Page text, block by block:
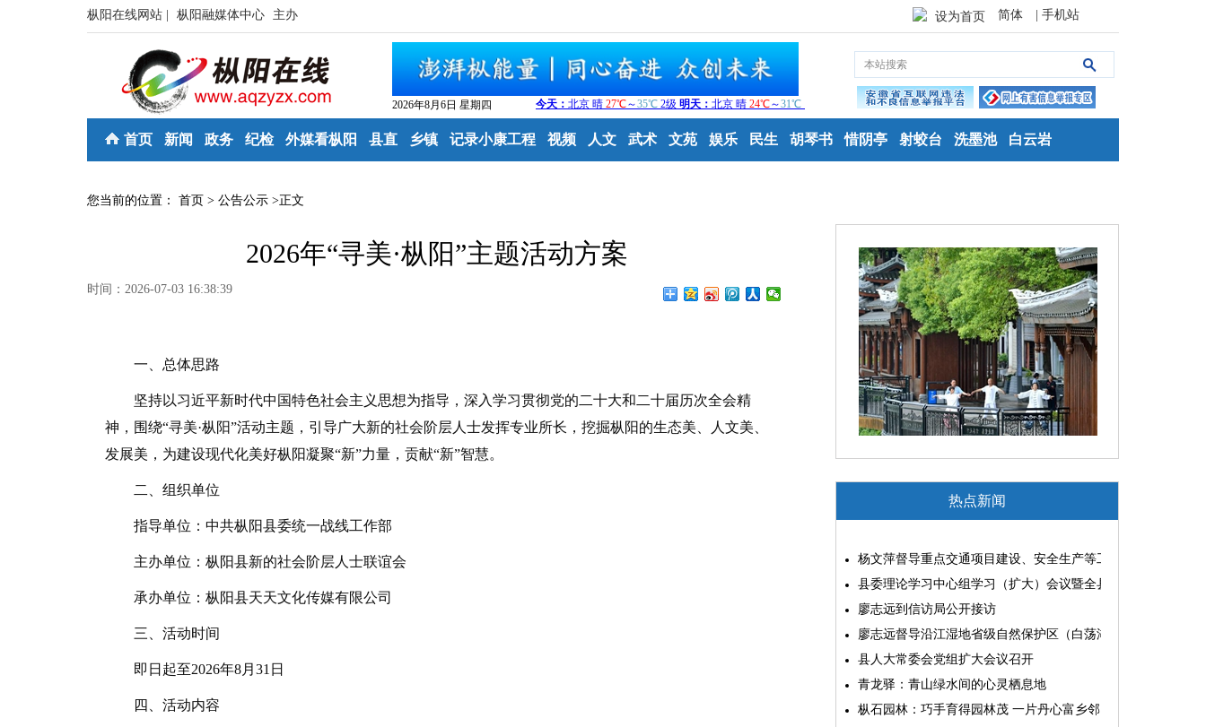
枞阳在线网站 | 枞阳融媒体中心 主办 设为首页 简体 | 手机站
2026年8月6日 星期四
首页 新闻 政务 纪检 外媒看枞阳 县直 乡镇 记录小康工程 视频 人文 武术 文苑 娱乐 民生 胡琴书 惜阴亭 射蛟台 洗墨池 白云岩
您当前的位置： 首页 > 公告公示 >正文
2026年“寻美·枞阳”主题活动方案
时间：2026-07-03 16:38:39
一、总体思路
坚持以习近平新时代中国特色社会主义思想为指导，深入学习贯彻党的二十大和二十届历次全会精
神，围绕“寻美·枞阳”活动主题，引导广大新的社会阶层人士发挥专业所长，挖掘枞阳的生态美、人文美、
发展美，为建设现代化美好枞阳凝聚“新”力量，贡献“新”智慧。
二、组织单位
指导单位：中共枞阳县委统一战线工作部
主办单位：枞阳县新的社会阶层人士联谊会
承办单位：枞阳县天天文化传媒有限公司
三、活动时间
即日起至2026年8月31日
四、活动内容
热点新闻
杨文萍督导重点交通项目建设、安全生产等工作
县委理论学习中心组学习（扩大）会议暨全县“两为”能力素质
廖志远到信访局公开接访
廖志远督导沿江湿地省级自然保护区（白荡湖片区）问题整改
县人大常委会党组扩大会议召开
青龙驿：青山绿水间的心灵栖息地
枞石园林：巧手育得园林茂 一片丹心富乡邻